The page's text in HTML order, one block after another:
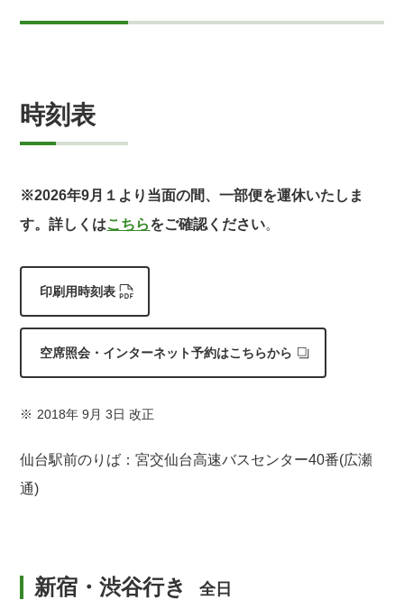
時刻表
※2026年9月１より当面の間、一部便を運休いたしま
す。詳しくはこちらをご確認ください。
印刷用時刻表
空席照会・インターネット予約はこちらから
2018年 9月 3日 改正
仙台駅前のりば：宮交仙台高速バスセンター40番(広瀬
通)
新宿・渋谷行き 全日